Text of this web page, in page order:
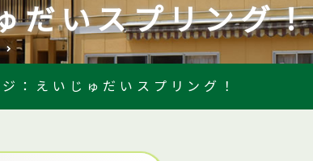
だいスプリング！
：えいじゅだいスプリング！